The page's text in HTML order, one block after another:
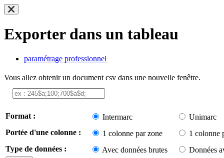
Exporter dans un tableau
paramétrage professionnel
Vous allez obtenir un document csv dans une nouvelle fenêtre.
Format : Intermarc
Unimarc
Portée d'une colonne :
1 colonne par zone
1 colonne
Type de données :
Avec données brutes Données